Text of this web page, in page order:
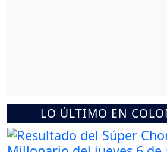
LO ÚLTIMO EN